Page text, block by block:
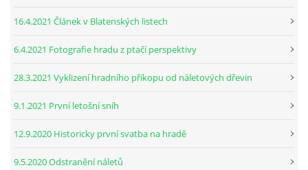
16.4.2021 Článek v Blatenských listech
6.4.2021 Fotografie hradu z ptačí perspektivy
28.3.2021 Vyklizení hradního příkopu od náletových dřevin
9.1.2021 První letošní sníh
12.9.2020 Historicky první svatba na hradě
9.5.2020 Odstranění náletů